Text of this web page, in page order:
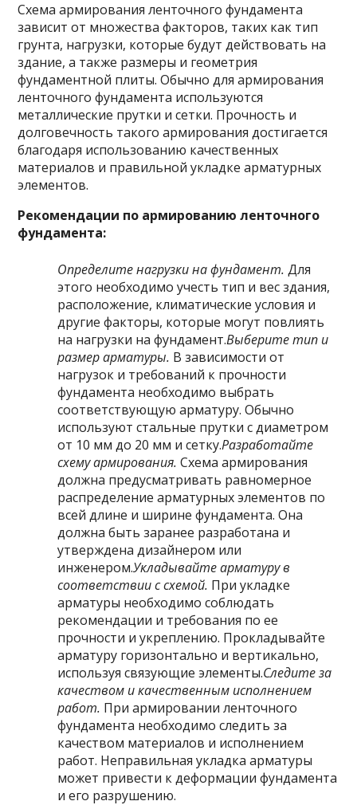
Схема армирования ленточного фундамента
зависит от множества факторов, таких как тип
грунта, нагрузки, которые будут действовать на
здание, а также размеры и геометрия
фундаментной плиты. Обычно для армирования
ленточного фундамента используются
металлические прутки и сетки. Прочность и
долговечность такого армирования достигается
благодаря использованию качественных
материалов и правильной укладке арматурных
элементов.
Рекомендации по армированию ленточного
фундамента:
Определите нагрузки на фундамент. Для
этого необходимо учесть тип и вес здания,
расположение, климатические условия и
другие факторы, которые могут повлиять
на нагрузки на фундамент.Выберите тип и
размер арматуры. В зависимости от
нагрузок и требований к прочности
фундамента необходимо выбрать
соответствующую арматуру. Обычно
используют стальные прутки с диаметром
от 10 мм до 20 мм и сетку.Разработайте
схему армирования. Схема армирования
должна предусматривать равномерное
распределение арматурных элементов по
всей длине и ширине фундамента. Она
должна быть заранее разработана и
утверждена дизайнером или
инженером.Укладывайте арматуру в
соответствии с схемой. При укладке
арматуры необходимо соблюдать
рекомендации и требования по ее
прочности и укреплению. Прокладывайте
арматуру горизонтально и вертикально,
используя связующие элементы.Следите за
качеством и качественным исполнением
работ. При армировании ленточного
фундамента необходимо следить за
качеством материалов и исполнением
работ. Неправильная укладка арматуры
может привести к деформации фундамента
и его разрушению.